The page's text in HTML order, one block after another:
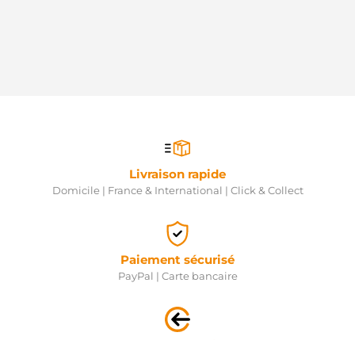
Livraison rapide
Domicile | France & International | Click & Collect
Paiement sécurisé
PayPal | Carte bancaire